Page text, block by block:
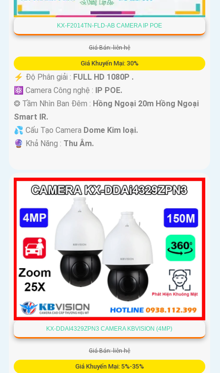
KX-F2014TN-FLD-AB CAMERA IP POE
Giá Bán: liên hệ
Giá Khuyến Mại: 30%
️⚡ Độ Phân giải : FULL HD 1080P .
⚛️ Camera Công nghệ :
IP POE.
❂ Tầm Nhìn Ban Đêm : Hồng Ngoại 20m Hồng Ngoại
Smart IR.
💦 Cấu Tạo Camera Dome Kim loại.
️🔮 Khả Năng : Thu Âm.
KX-DDAI4329ZPN3 CAMERA KBVISION (4MP)
Giá Bán: liên hệ
Giá Khuyến Mại: 5%-35%